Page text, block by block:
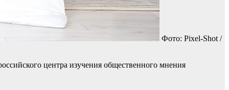
Фото: Pixel-Shot /
центра изучения общественного мнения